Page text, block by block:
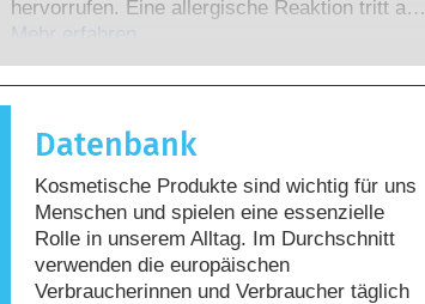
Experten, zu denen die Unternehmen
gesetzlich verpflichtet sind, decken alle
möglicher Störungen des Hormonsystems.
hervorrufen. Eine allergische Reaktion tritt auf,
wenn das Immunsystem einer Person auf
harmlos sind. Ein Stoff, der eine allergische
Reaktion hervorruft, wird als Allergen
bezeichnet. Kosmetika und
enthalten, die bei manchen Menschen eine
Allergie auslösen können. Das bedeutet jedoch
nicht, dass das Produkt für andere Personen
nicht sicher ist.
Mehr erfahren
Datenbank
Kosmetische Produkte sind wichtig für uns
Menschen und spielen eine essenzielle
Rolle in unserem Alltag. Im Durchschnitt
verwenden die europäischen
Verbraucherinnen und Verbraucher täglich